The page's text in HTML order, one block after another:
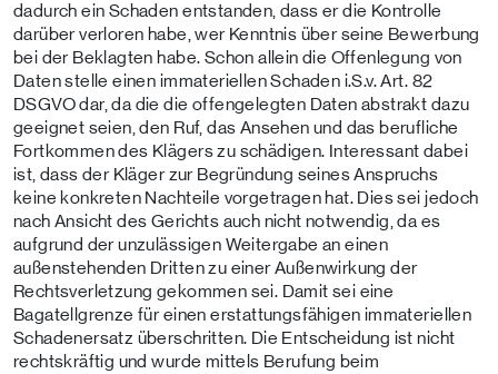
dadurch ein Schaden entstanden, dass er die Kontrolle
darüber verloren habe, wer Kenntnis über seine Bewerbung
bei der Beklagten habe. Schon allein die Offenlegung von
Daten stelle einen immateriellen Schaden i.S.v. Art. 82
DSGVO dar, da die die offengelegten Daten abstrakt dazu
geeignet seien, den Ruf, das Ansehen und das berufliche
Fortkommen des Klägers zu schädigen. Interessant dabei
ist, dass der Kläger zur Begründung seines Anspruchs
keine konkreten Nachteile vorgetragen hat. Dies sei jedoch
nach Ansicht des Gerichts auch nicht notwendig, da es
aufgrund der unzulässigen Weitergabe an einen
außenstehenden Dritten zu einer Außenwirkung der
Rechtsverletzung gekommen sei. Damit sei eine
Bagatellgrenze für einen erstattungsfähigen immateriellen
Schadenersatz überschritten. Die Entscheidung ist nicht
rechtskräftig und wurde mittels Berufung beim